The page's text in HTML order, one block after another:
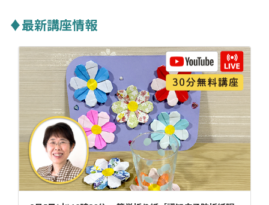
♦最新講座情報